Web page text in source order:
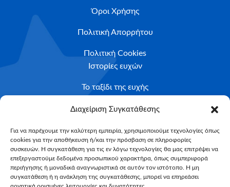
Διαχείριση Συγκατάθεσης
Για να παρέχουμε την καλύτερη εμπειρία, χρησιμοποιούμε τεχνολογίες όπως
cookies για την αποθήκευση ή/και την πρόσβαση σε πληροφορίες
συσκευών. Η συγκατάθεση για τις εν λόγω τεχνολογίες θα μας επιτρέψει να
επεξεργαστούμε δεδομένα προσωπικού χαρακτήρα, όπως συμπεριφορά
περιήγησης ή μοναδικά αναγνωριστικά σε αυτόν τον ιστότοπο. Η μη
συγκατάθεση ή η ανάκληση της συγκατάθεσης, μπορεί να επηρεάσει
Όροι Χρήσης
Πολιτική Απορρήτου
Πολιτική Cookies
Ιστορίες ευχών
Το ταξίδι της ευχής
Κριτήρια Καταλληλότητας
Υποβολή Αιτήματος
NEWSLETTER
Email*